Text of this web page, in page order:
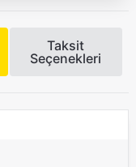
Taksit
Seçenekleri